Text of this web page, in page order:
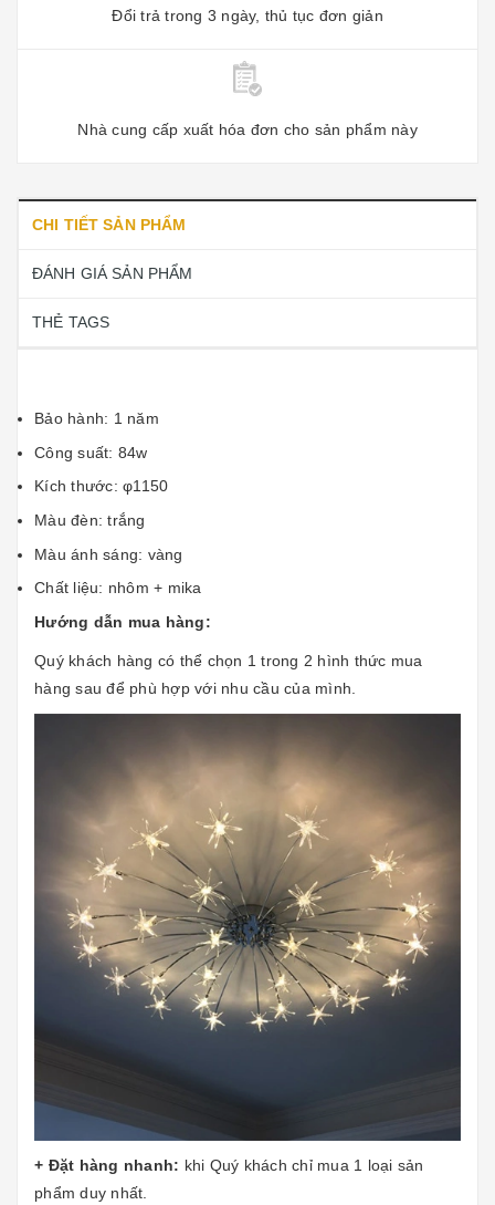
Đổi trả trong 3 ngày, thủ tục đơn giản
Nhà cung cấp xuất hóa đơn cho sản phẩm này
CHI TIẾT SẢN PHẨM
ĐÁNH GIÁ SẢN PHẨM
THẺ TAGS
Bảo hành: 1 năm
Công suất: 84w
Kích thước: φ1150
Màu đèn: trắng
Màu ánh sáng: vàng
Chất liệu: nhôm + mika
Hướng dẫn mua hàng:
Quý khách hàng có thể chọn 1 trong 2 hình thức mua
hàng sau để phù hợp với nhu cầu của mình.
+ Đặt hàng nhanh: khi Quý khách chỉ mua 1 loại sản
phẩm duy nhất.